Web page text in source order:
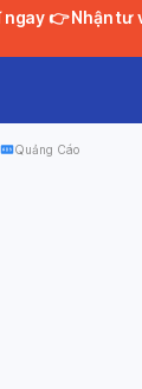
MIỄN PHÍ
Quảng Cáo